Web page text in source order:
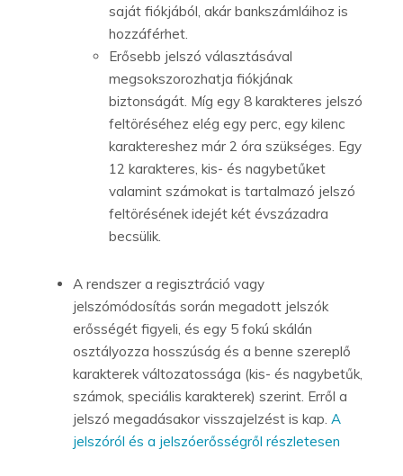
saját fiókjából, akár bankszámláihoz is
hozzáférhet.
Erősebb jelszó választásával
megsokszorozhatja fiókjának
biztonságát. Míg egy 8 karakteres jelszó
feltöréséhez elég egy perc, egy kilenc
karaktereshez már 2 óra szükséges. Egy
12 karakteres, kis- és nagybetűket
valamint számokat is tartalmazó jelszó
feltörésének idejét két évszázadra
becsülik.
A rendszer a regisztráció vagy
jelszómódosítás során megadott jelszók
erősségét figyeli, és egy 5 fokú skálán
osztályozza hosszúság és a benne szereplő
karakterek változatossága (kis- és nagybetűk,
számok, speciális karakterek) szerint. Erről a
jelszó megadásakor visszajelzést is kap. A
jelszóról és a jelszóerősségről részletesen